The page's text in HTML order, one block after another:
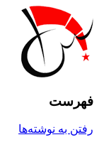
فهرست
رفتن به نوشته‌ها